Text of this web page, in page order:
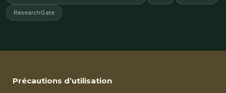
ResearchGate
Précautions d’utilisation